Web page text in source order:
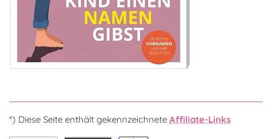
*) Diese Seite enthält gekennzeichnete Affiliate-Links